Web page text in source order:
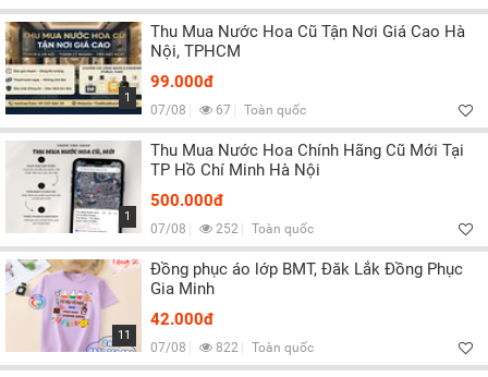
1
Thu Mua Nước Hoa Cũ Tận Nơi Giá Cao Hà
Nội, TPHCM
99.000đ
07/08 67 Toàn quốc
1
Thu Mua Nước Hoa Chính Hãng Cũ Mới Tại
TP Hồ Chí Minh Hà Nội
500.000đ
07/08 252 Toàn quốc
11
Đồng phục áo lớp BMT, Đăk Lắk Đồng Phục
Gia Minh
42.000đ
07/08 822 Toàn quốc